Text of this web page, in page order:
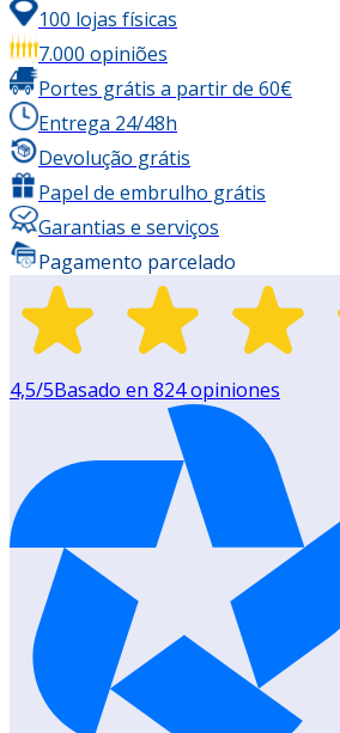
100 lojas físicas
7.000 opiniões
Portes grátis a partir de 60€
Entrega 24/48h
Devolução grátis
Papel de embrulho grátis
Garantias e serviços
Pagamento parcelado
4,5/5Basado en 824opiniones